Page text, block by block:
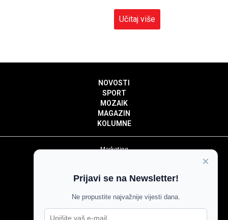
Učitaj više
NOVOSTI
SPORT
MOZAIK
MAGAZIN
KOLUMNE
Marketing
Impressum
Pravila komentiranja
Agroglas
×
Prijavi se na Newsletter!
Ne propustite najvažnije vijesti dana.